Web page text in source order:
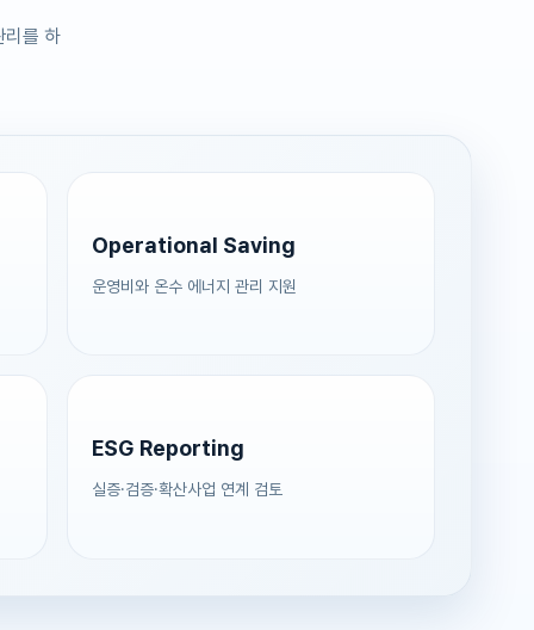
리를 하
Operational Saving
운영비와 온수 에너지 관리 지원
ESG Reporting
실증·검증·확산사업 연계 검토